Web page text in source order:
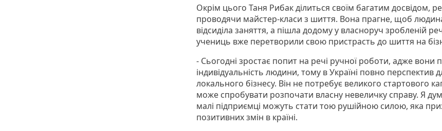
Окрім цього Таня Рибак ділиться своїм багатим досвідом,
проводячи майстер-класи з шиття. Вона прагне, щоб
відсиділа заняття, а пішла додому у власноруч зробленій
учениць вже перетворили свою пристрасть до шиття на
- Сьогодні зростає попит на речі ручної роботи, адже вони
індивідуальність людини, тому в Україні повно перспектив
локального бізнесу. Він не потребує великого стартового
може спробувати розпочати власну невеличку справу. Я
малі підприємці можуть стати тою рушійною силою, яка
позитивних змін в країні.